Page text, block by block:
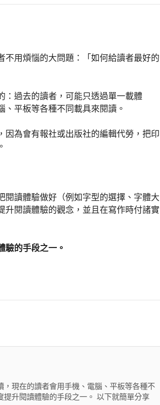
用煩惱的大問題：「如何給讀者最好的
：過去的讀者，可能只透過單一載體
、平板等各種不同載具來閱讀。
為會有報社或出版社的編輯代勞，把印
讀體驗做好（例如字型的選擇、字體大
升閱讀體驗的觀念，並且在寫作時付諸實
驗的手段之一。
現在的讀者會用手機、電腦、平板等各種不
升閱讀體驗的手段之一。 以下就簡單分享